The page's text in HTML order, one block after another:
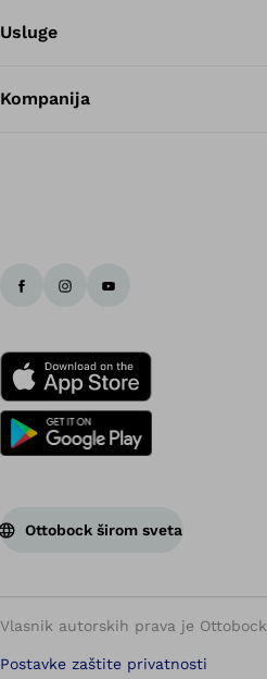
Usluge
Kompanija
Ottobock širom sveta
Vlasnik autorskih prava je Ottobock
Postavke zaštite privatnosti